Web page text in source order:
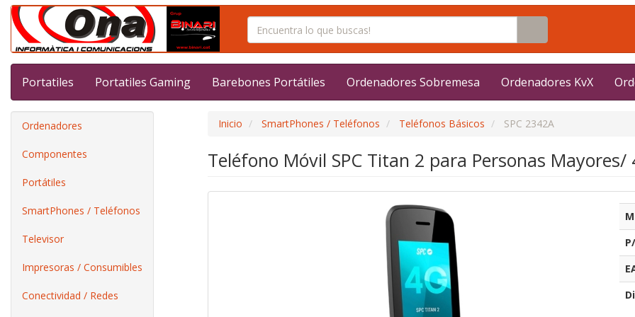
Portatiles Portatiles Gaming Barebones Portátiles Ordenadores Sobremesa Ordenadores KvX
Ordenadores
Componentes
Portátiles
SmartPhones / Teléfonos
Televisor
Impresoras / Consumibles
Conectividad / Redes
Inicio SmartPhones / Teléfonos Teléfonos Básicos SPC 2342A
Teléfono Móvil SPC Titan 2 para Personas Mayores/